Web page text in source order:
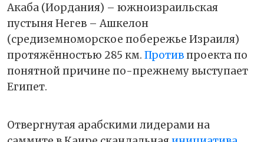
Акаба (Иордания) – южноизраильская
пустыня Негев – Ашкелон
(средиземноморское побережье Израиля)
протяжённостью 285 км. Противпроекта по
понятной причине по-прежнему выступает
Египет.
Отвергнутая арабскими лидерами на